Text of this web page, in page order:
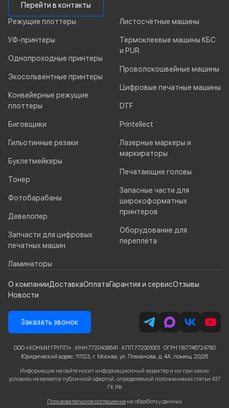
Режущие плоттеры
УФ-принтеры
Однопроходные принтеры
Экосольвентные принтеры
Конвейерные режущие
плоттеры
Биговщики
Гильотинные резаки
Буклетмейкеры
Тонер
Фотобарабаны
Девелопер
Запчасти для цифровых
печатных машин
Ламинаторы
Листосчётные машины
Термоклеевые машины КБС
и PUR
Проволокошвейные машины
Цифровые печатные машины
DTF
Printellect
Лазерные маркеры и
маркираторы
Печатающие головы
Запасные части для
широкоформатных
принтеров
Оборудование для
переплёта
О компанииДоставкаОплатаГарантия и сервисОтзывы
Новости
Перейти в контакты
Заказать звонок
ООО «КОНМИ ГРУПП» · ИНН 7720438841 · КПП 772001001 · ОГРН 1187746724780
Юридический адрес: 111123, г. Москва, ул. Плеханова, д. 4А, помещ. 20/26
Информация на сайте носит информационный характер и ни при каких
условиях не является публичной офертой, определяемой положениями статьи 437
ГК РФ
Пользовательское соглашение на обработку данных